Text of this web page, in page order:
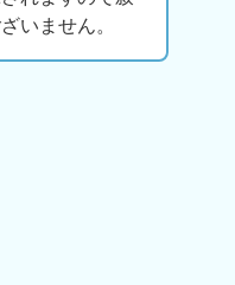
いません。